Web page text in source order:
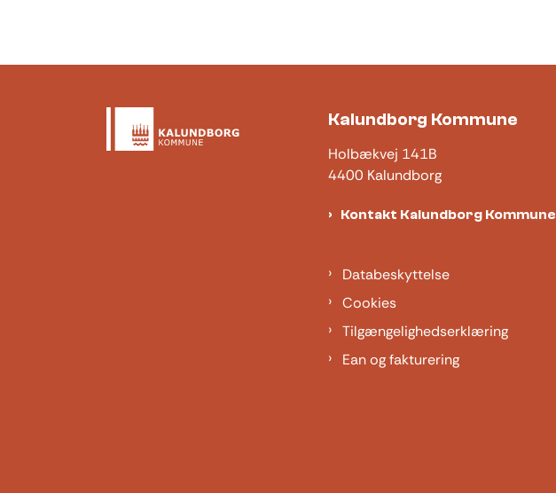
Kalundborg Kommune
Holbækvej 141B
4400 Kalundborg
Kontakt Kalundborg Kommune
Databeskyttelse
Cookies
Tilgængelighedserklæring
Ean og fakturering